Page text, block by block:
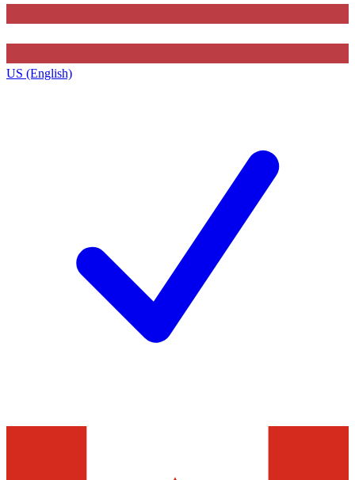
US (English)